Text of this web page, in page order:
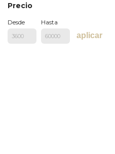
Precio
Desde Hasta
aplicar